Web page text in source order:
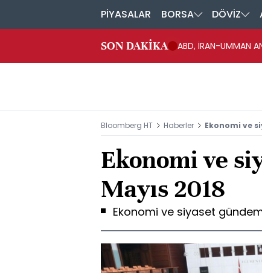
PİYASALAR BORSA DÖVİZ
SON DAKİKA ABD, İRAN-UMMAN
Bloomberg HT Haberler Ekonomi ve
Ekonomi ve
Mayıs 2018
Ekonomi ve siyaset